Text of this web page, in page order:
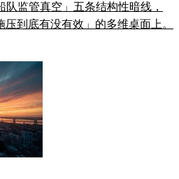
监管真空」五条结构性暗线，
到底有没有效」的多维桌面上。